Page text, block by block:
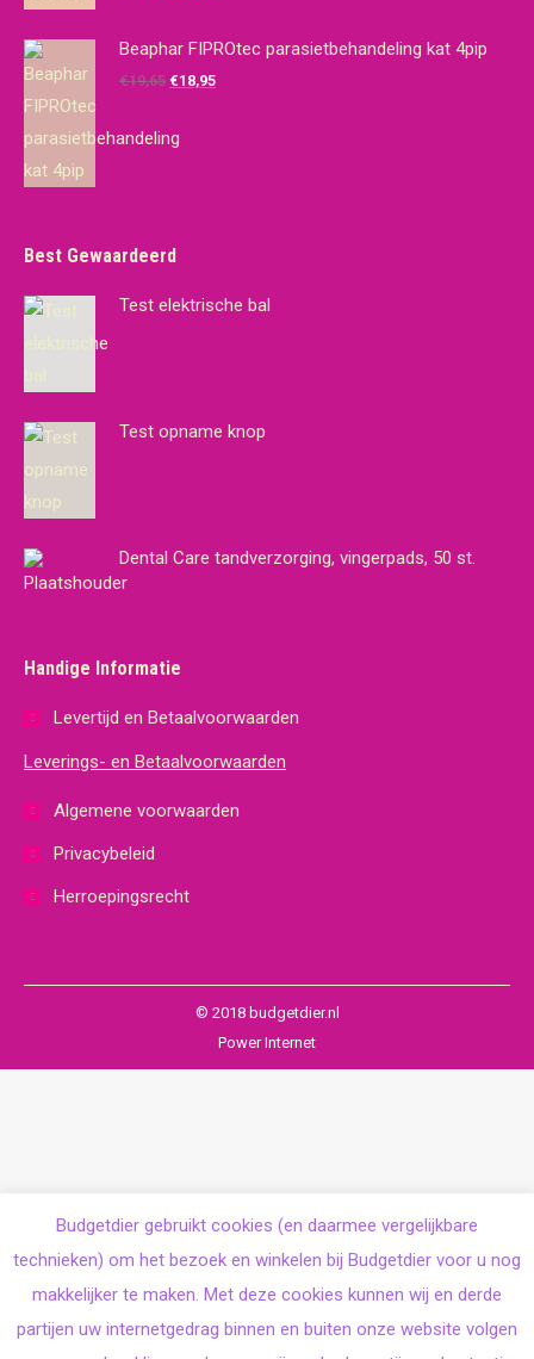
was:
€14,95.
is:
€10,00.
Beaphar FIPROtec parasietbehandeling kat 4pip
€19,65 Oorspronkelijke
was:
€18,95Huidige
Best Gewaardeerd
Test elektrische bal
Test opname knop
Dental Care tandverzorging, vingerpads, 50 st.
Handige Informatie
Levertijd en Betaalvoorwaarden
Leverings- en Betaalvoorwaarden
Algemene voorwaarden
Privacybeleid
Herroepingsrecht
© 2018 budgetdier.nl
Power Internet
Budgetdier gebruikt cookies (en daarmee vergelijkbare
technieken) om het bezoek en winkelen bij Budgetdier voor u nog
makkelijker te maken. Met deze cookies kunnen wij en derde
partijen uw internetgedrag binnen en buiten onze website volgen